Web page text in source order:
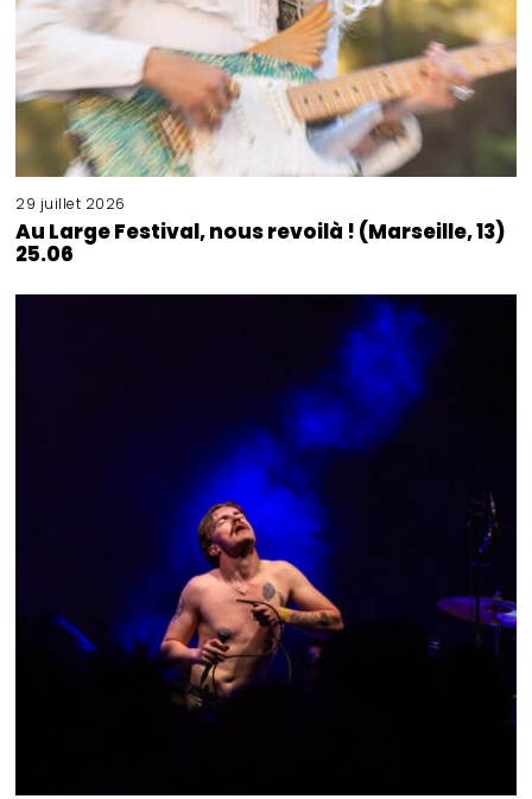
29 juillet 2026
Au Large Festival, nous revoilà ! (Marseille, 13)
25.06